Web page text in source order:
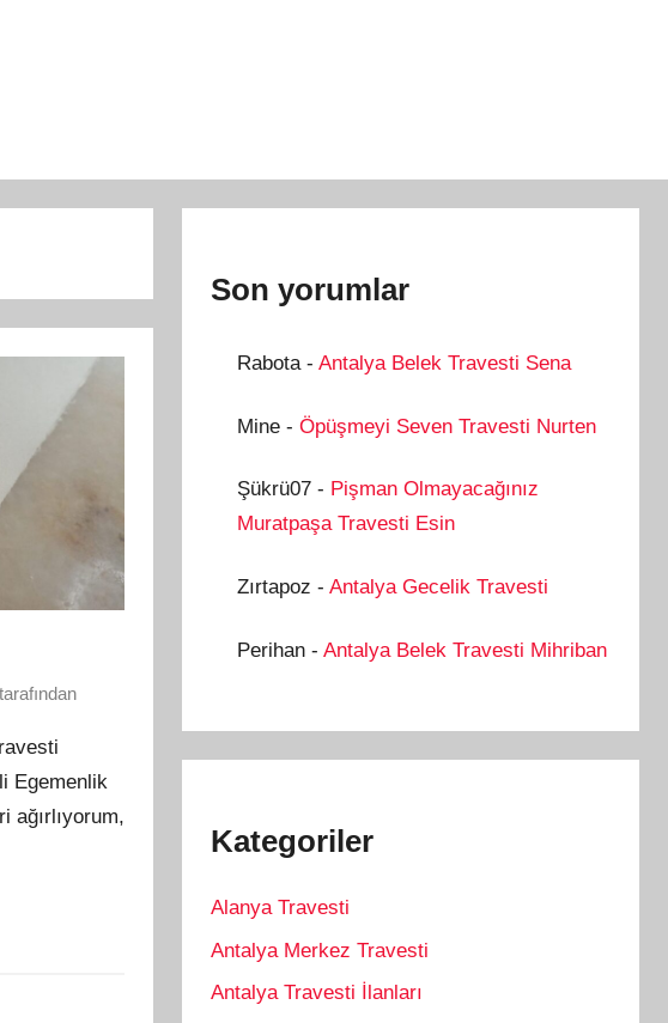
tarafından
Egemenlik
ağırlıyorum,
Son yorumlar
Rabota- Antalya Belek Travesti Sena
Mine- Öpüşmeyi Seven Travesti Nurten
Şükrü07- Pişman Olmayacağınız
Muratpaşa Travesti Esin
Zırtapoz - Antalya Gecelik Travesti
Perihan- Antalya Belek Travesti Mihriban
Kategoriler
Alanya Travesti
Antalya Merkez Travesti
Antalya Travesti İlanları